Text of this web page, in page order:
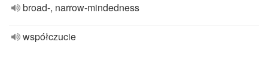
broad-, narrow-mindedness
współczucie